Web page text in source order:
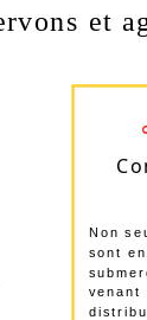
et
Non
sont
venant